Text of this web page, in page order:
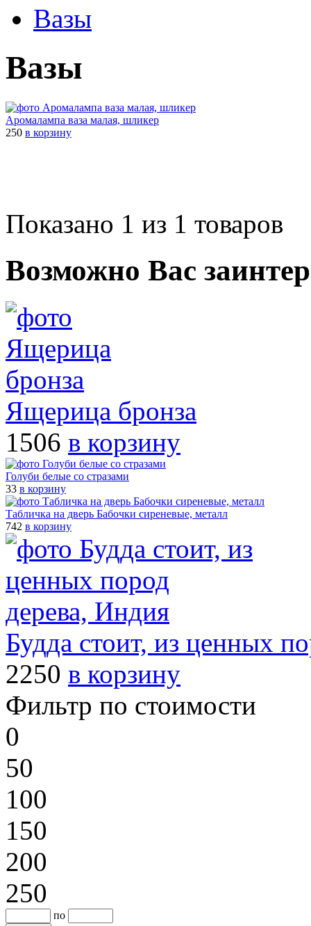
Вазы
Вазы
Аромалампа ваза малая, шликер
250 в корзину
Показано 1 из 1 товаров
Возможно Вас
Ящерица бронза
1506 в корзину
Голуби белые со стразами
33 в корзину
Табличка на дверь Бабочки сиреневые, металл
742 в корзину
Будда стоит, из ценных
2250 в корзину
Фильтр по стоимости
0
50
100
150
200
250
по